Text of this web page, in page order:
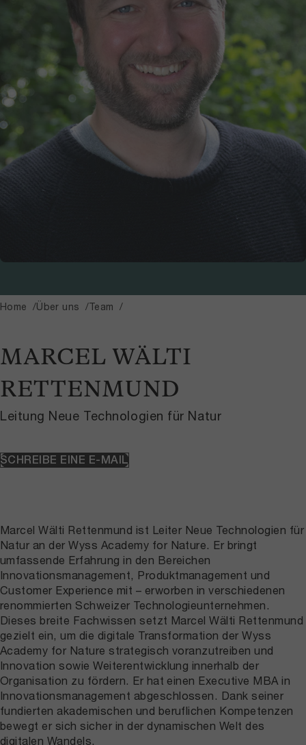
Home Über uns Team
MARCEL WÄLTI
RETTENMUND
Leitung Neue Technologien für Natur
SCHREIBE EINE E-MAIL
Marcel Wälti Rettenmund ist Leiter Neue Technologien für
Natur an der Wyss Academy for Nature. Er bringt
umfassende Erfahrung in den Bereichen
Innovationsmanagement, Produktmanagement und
Customer Experience mit – erworben in verschiedenen
renommierten Schweizer Technologieunternehmen.
Dieses breite Fachwissen setzt Marcel Wälti Rettenmund
gezielt ein, um die digitale Transformation der Wyss
Academy for Nature strategisch voranzutreiben und
Innovation sowie Weiterentwicklung innerhalb der
Organisation zu fördern. Er hat einen Executive MBA in
Innovationsmanagement abgeschlossen. Dank seiner
fundierten akademischen und beruflichen Kompetenzen
bewegt er sich sicher in der dynamischen Welt des
digitalen Wandels.